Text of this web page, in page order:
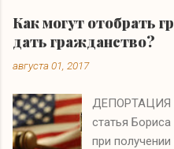
Как могут отобрать
дать гражданство?
августа 01, 2017
ДЕПОРТАЦИЯ
статья
при